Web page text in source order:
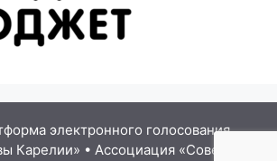
электронного голосования
Карелии» • Ассоциация «Совет